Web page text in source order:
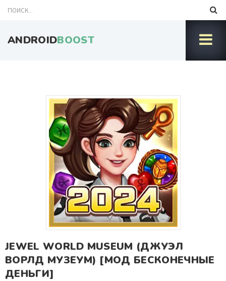
ANDROIDBOOST
JEWEL WORLD MUSEUM (ДЖУЭЛ
ВОРЛД МУЗЕУМ) [МОД БЕСКОНЕЧНЫЕ
ДЕНЬГИ]